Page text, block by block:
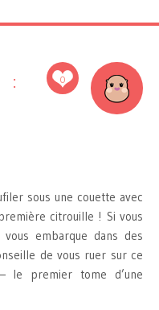
0
:
sous une couette avec
citrouille ! Si vous
embarque dans des
de vous ruer sur ce
le premier tome d’une